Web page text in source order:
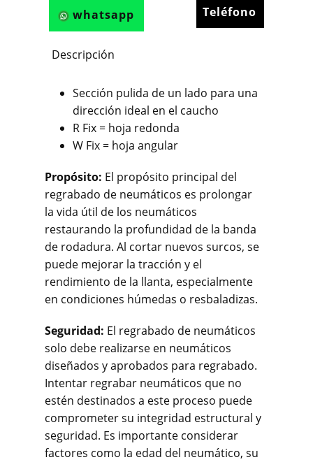
whatsapp Teléfono
Descripción
Sección pulida de un lado para una
dirección ideal en el caucho
R Fix = hoja redonda
W Fix = hoja angular
Propósito: El propósito principal del
regrabado de neumáticos es prolongar
la vida útil de los neumáticos
restaurando la profundidad de la banda
de rodadura. Al cortar nuevos surcos, se
puede mejorar la tracción y el
rendimiento de la llanta, especialmente
en condiciones húmedas o resbaladizas.
Seguridad: El regrabado de neumáticos
solo debe realizarse en neumáticos
diseñados y aprobados para regrabado.
Intentar regrabar neumáticos que no
estén destinados a este proceso puede
comprometer su integridad estructural y
seguridad. Es importante considerar
factores como la edad del neumático, su